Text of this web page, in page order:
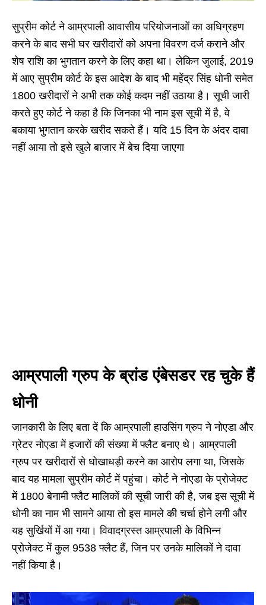
सुप्रीम कोर्ट ने आम्रपाली आवासीय परियोजनाओं का अधिग्रहण
करने के बाद सभी घर खरीदारों को अपना विवरण दर्ज कराने और
शेष राशि का भुगतान करने के लिए कहा था। लेकिन जुलाई, 2019
में आए सुप्रीम कोर्ट के इस आदेश के बाद भी महेंद्र सिंह धोनी समेत
1800 खरीदारों ने अभी तक कोई कदम नहीं उठाया है। सूची जारी
करते हुए कोर्ट ने कहा है कि जिनका भी नाम इस सूची में है, वे
बकाया भुगतान करके खरीद सकते हैं। यदि 15 दिन के अंदर दावा
नहीं आया तो इसे खुले बाजार में बेच दिया जाएगा
आम्रपाली ग्रुप के ब्रांड एंबेसडर रह चुके हैं
धोनी
जानकारी के लिए बता दें कि आम्रपाली हाउसिंग ग्रुप ने नोएडा और
ग्रेटर नोएडा में हजारों की संख्या में फ्लैट बनाए थे। आम्रपाली
ग्रुप पर खरीदारों से धोखाधड़ी करने का आरोप लगा था, जिसके
बाद यह मामला सुप्रीम कोर्ट में पहुंचा। कोर्ट ने नोएडा के प्रोजेक्ट
में 1800 बेनामी फ्लैट मालिकों की सूची जारी की है, जब इस सूची में
धोनी का नाम भी सामने आया तो इस मामले की चर्चा होने लगी और
यह सुर्खियों में आ गया। विवादग्रस्त आम्रपाली के विभिन्न
प्रोजेक्ट में कुल 9538 फ्लैट हैं, जिन पर उनके मालिकों ने दावा
नहीं किया है।